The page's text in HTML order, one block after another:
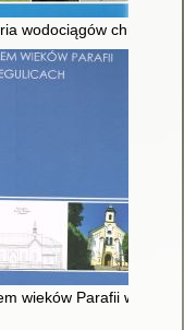
Sroki
wodociągów
w Polsce
wieków Parafii w